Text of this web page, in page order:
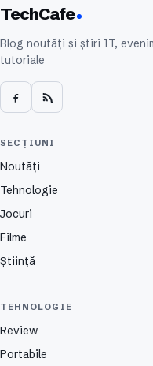
TechCafe
Blog noutăți și știri IT,
tutoriale
SECȚIUNI
Noutăți
Tehnologie
Jocuri
Filme
Știință
TEHNOLOGIE
Review
Portabile